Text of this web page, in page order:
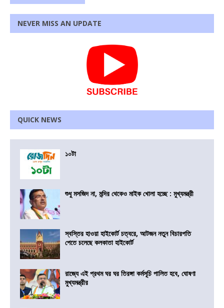
NEVER MISS AN UPDATE
QUICK NEWS
১০টা
শুধু মসজিদ না, মন্দির থেকেও মাইক খোলা হচ্ছে : মুখ্যমন্ত্রী
স্বস্তির হাওয়া হাইকোর্ট চত্বরে, আটজন নতুন বিচারপতি
পেতে চলেছে কলকাতা হাইকোর্ট
রাজ্যে এই প্রথম ঘর ঘর তিরঙ্গা কর্মসূচি পালিত হবে, ঘোষণা
মুখ্যমন্ত্রীর